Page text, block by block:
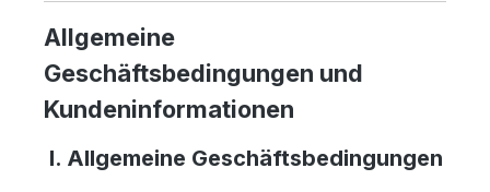
Allgemeine
Geschäftsbedingungen und
Kundeninformationen
I. Allgemeine Geschäftsbedingungen